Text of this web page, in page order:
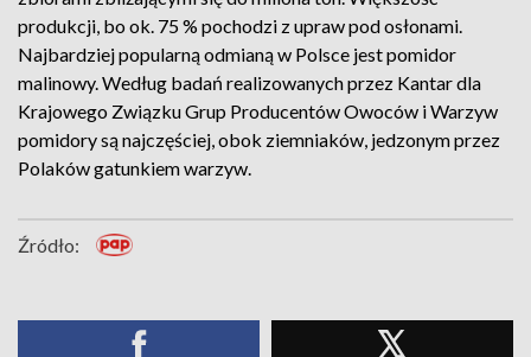
produkcji, bo ok. 75 % pochodzi z upraw pod osłonami.
Najbardziej popularną odmianą w Polsce jest pomidor
malinowy. Według badań realizowanych przez Kantar dla
Krajowego Związku Grup Producentów Owoców i Warzyw
pomidory są najczęściej, obok ziemniaków, jedzonym przez
Polaków gatunkiem warzyw.
Źródło: